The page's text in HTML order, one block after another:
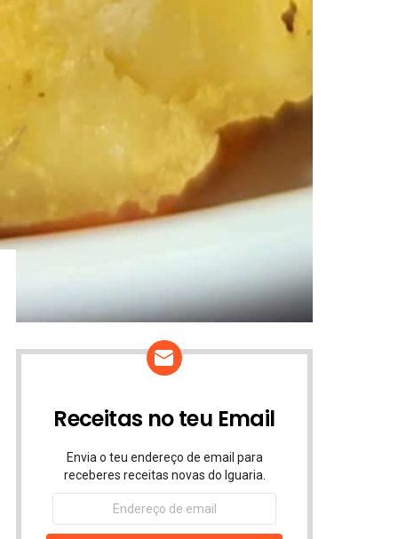
Receitas no teu Email
Envia o teu endereço de email para
receberes receitas novas do Iguaria.
Endereço
email